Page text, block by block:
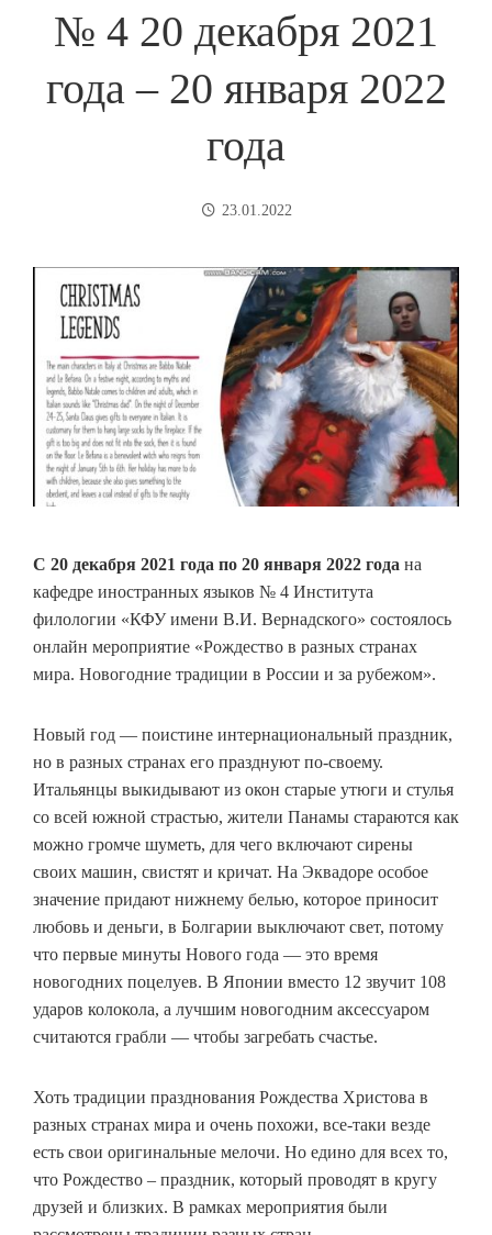
№ 4 20 декабря 2021
года – 20 января 2022
года
23.01.2022
С 20 декабря 2021 года по 20 января 2022 года на
кафедре иностранных языков № 4 Института
филологии «КФУ имени В.И. Вернадского» состоялось
онлайн мероприятие «Рождество в разных странах
мира. Новогодние традиции в России и за рубежом».
Новый год — поистине интернациональный праздник,
но в разных странах его празднуют по-своему.
Итальянцы выкидывают из окон старые утюги и стулья
со всей южной страстью, жители Панамы стараются как
можно громче шуметь, для чего включают сирены
своих машин, свистят и кричат. На Эквадоре особое
значение придают нижнему белью, которое приносит
любовь и деньги, в Болгарии выключают свет, потому
что первые минуты Нового года — это время
новогодних поцелуев. В Японии вместо 12 звучит 108
ударов колокола, а лучшим новогодним аксессуаром
считаются грабли — чтобы загребать счастье.
Хоть традиции празднования Рождества Христова в
разных странах мира и очень похожи, все-таки везде
есть свои оригинальные мелочи. Но едино для всех то,
что Рождество – праздник, который проводят в кругу
друзей и близких. В рамках мероприятия были